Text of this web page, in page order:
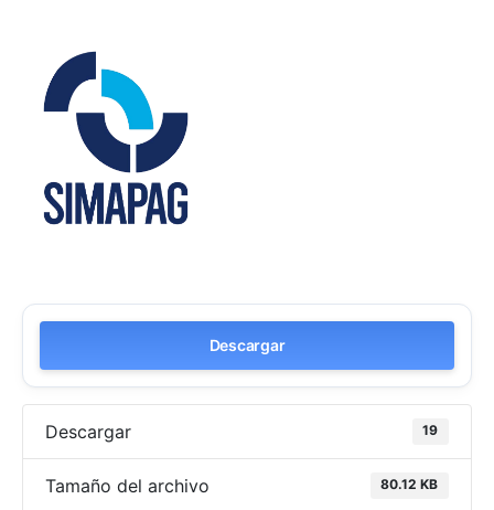
Descargar
Descargar 19
Tamaño del archivo 80.12 KB